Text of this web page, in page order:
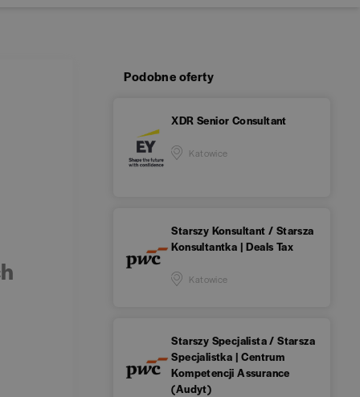
Podobne oferty
XDR Senior Consultant
Katowice
Starszy Konsultant / Starsza
Konsultantka | Deals Tax
Katowice
Starszy Specjalista / Starsza
Specjalistka | Centrum
Kompetencji Assurance
(Audyt)